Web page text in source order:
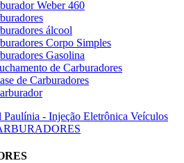
Weber 460
álcool
Corpo Simples
Gasolina
de Carburadores
de Carburadores